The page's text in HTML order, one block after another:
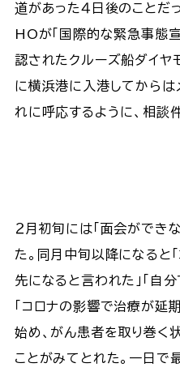
道があった４日後のことだ
HOが「国際的な緊急事態
認されたクルーズ船ダイヤ
に横浜港に入港してからは
れに呼応するように、相談
２月初旬には「面会ができ
た。同月中旬以降になると
先になると言われた」「自
「コロナの影響で治療が延
始め、がん患者を取り巻く
ことがみてとれた。一日で